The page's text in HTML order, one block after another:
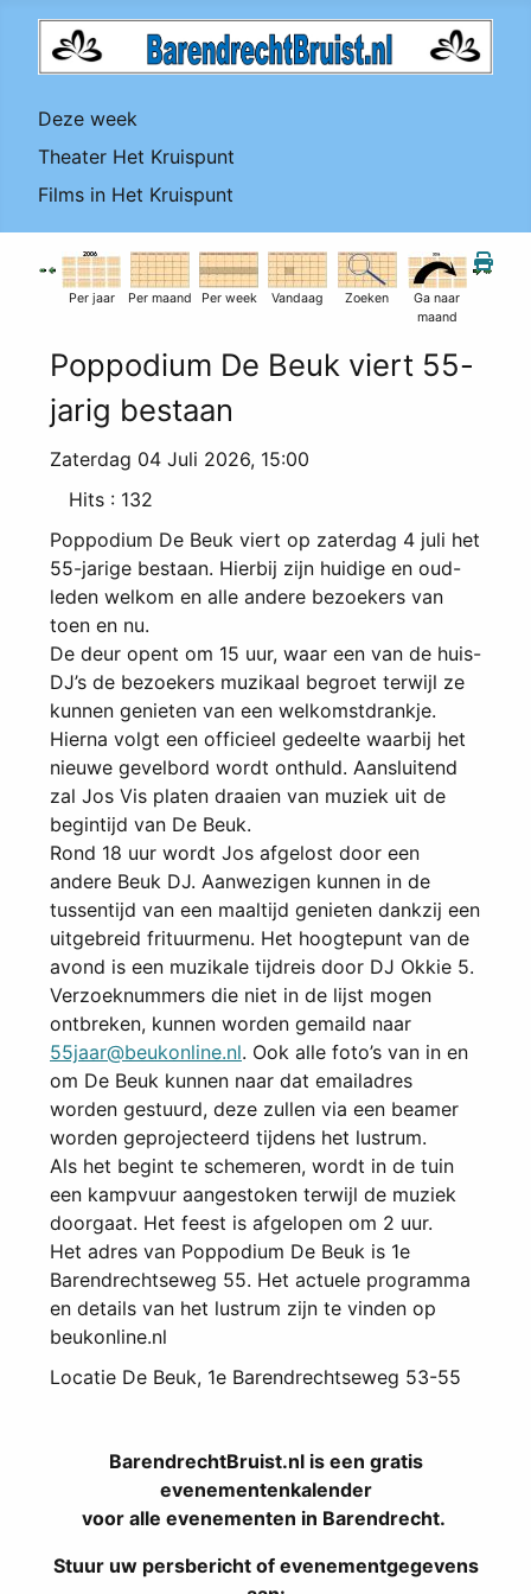
Deze week
Theater Het Kruispunt
Films in Het Kruispunt
Per jaar Per maand Per week Vandaag Zoeken
Ga naar
maand
Poppodium De Beuk viert 55-
jarig bestaan
Zaterdag 04 Juli 2026, 15:00
Hits : 132
Poppodium De Beuk viert op zaterdag 4 juli het
55-jarige bestaan. Hierbij zijn huidige en oud-
leden welkom en alle andere bezoekers van
toen en nu.
De deur opent om 15 uur, waar een van de huis-
DJ’s de bezoekers muzikaal begroet terwijl ze
kunnen genieten van een welkomstdrankje.
Hierna volgt een officieel gedeelte waarbij het
nieuwe gevelbord wordt onthuld. Aansluitend
zal Jos Vis platen draaien van muziek uit de
begintijd van De Beuk.
Rond 18 uur wordt Jos afgelost door een
andere Beuk DJ. Aanwezigen kunnen in de
tussentijd van een maaltijd genieten dankzij een
uitgebreid frituurmenu. Het hoogtepunt van de
avond is een muzikale tijdreis door DJ Okkie 5.
Verzoeknummers die niet in de lijst mogen
ontbreken, kunnen worden gemaild naar
55jaar@beukonline.nl. Ook alle foto’s van in en
om De Beuk kunnen naar dat emailadres
worden gestuurd, deze zullen via een beamer
worden geprojecteerd tijdens het lustrum.
Als het begint te schemeren, wordt in de tuin
een kampvuur aangestoken terwijl de muziek
doorgaat. Het feest is afgelopen om 2 uur.
Het adres van Poppodium De Beuk is 1e
Barendrechtseweg 55. Het actuele programma
en details van het lustrum zijn te vinden op
beukonline.nl
Locatie De Beuk, 1e Barendrechtseweg 53-55
BarendrechtBruist.nl is een gratis
evenementenkalender
voor alle evenementen in Barendrecht.
Stuur uw persbericht of evenementgegevens